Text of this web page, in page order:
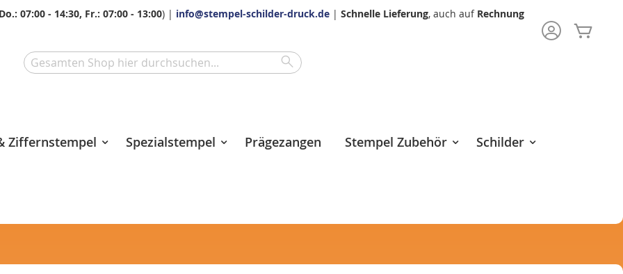
07:00 - 14:30, Fr.: 07:00 - 13:00) | info@stempel-schilder-druck.de | Schnelle Lieferung, auch auf Rechnung
Search
Ziffernstempel Spezialstempel Prägezangen Stempel Zubehör Schilder